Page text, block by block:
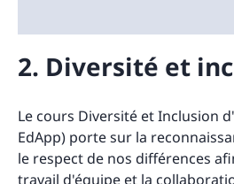
2. Diversité et
Le cours Diversité et Inclusion
EdApp) porte sur la
le respect de nos différences
travail d'équipe et la